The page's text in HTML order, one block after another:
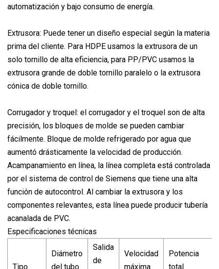
automatización y bajo consumo de energía.
Extrusora: Puede tener un diseño especial según la materia
prima del cliente. Para HDPE usamos la extrusora de un
solo tornillo de alta eficiencia, para PP/PVC usamos la
extrusora grande de doble tornillo paralelo o la extrusora
cónica de doble tornillo.
Corrugador y troquel: el corrugador y el troquel son de alta
precisión, los bloques de molde se pueden cambiar
fácilmente. Bloque de molde refrigerado por agua que
aumentó drásticamente la velocidad de producción.
Acampanamiento en línea, la línea completa está controlada
por el sistema de control de Siemens que tiene una alta
función de autocontrol. Al cambiar la extrusora y los
componentes relevantes, esta línea puede producir tubería
acanalada de PVC.
Especificaciones técnicas
Tipo
Diámetro
del tubo
Salida
de
Velocidad
máxima
Potencia
total